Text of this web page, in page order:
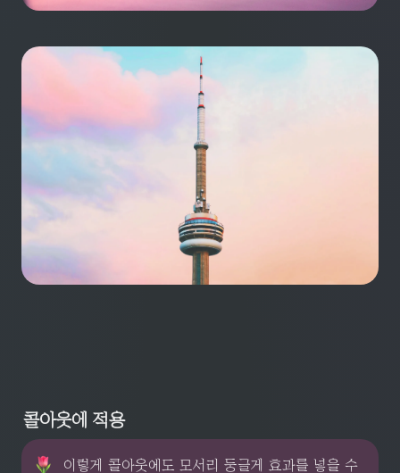
콜아웃에 적용
이렇게 콜아웃에도 모서리 둥글게 효과를 넣을 수